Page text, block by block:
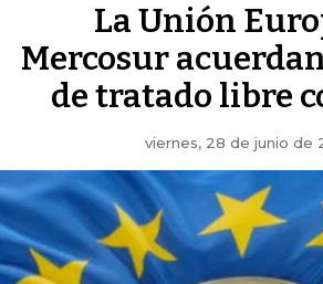
La Unión
Mercosur
de tratado libre
viernes, 28 de junio de